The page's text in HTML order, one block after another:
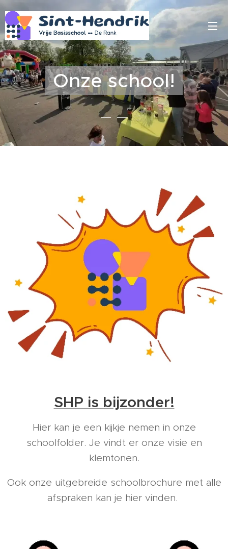
Onze school!
SHP is bijzonder!
Hier kan je een kijkje nemen in onze
schoolfolder. Je vindt er onze visie en
klemtonen.
Ook onze uitgebreide schoolbrochure met alle
afspraken kan je hier vinden.